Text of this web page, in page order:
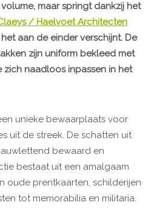
maar springt dankzij het
/ Haelvoet Architecten
aan de einder verschijnt. De
zijn uniform bekleed met
zich naadloos inpassen in het
unieke bewaarplaats voor
uit de streek. De schatten uit
bewaard en
bestaat uit een amalgaam
oude prentkaarten, schilderijen
tot memorabilia en militaria.